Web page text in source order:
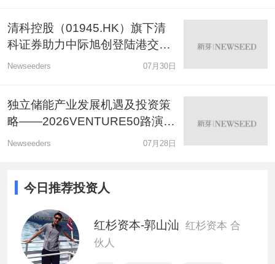
宸境科技完成新一轮数千万美金战略融资
商用洗碗机租赁平台「小格智能」完成A轮融
圆桌研讨：光的方向-光子科技的今天与未来
清科控股（01945.HK）旗下清
科证券助力中际旭创登陆港交
所，担任联席账簿管理人及联席
Newseeders 07月30日
独立储能产业发展机遇及投资策
略——2026VENTURE50路演日
新能源专场
Newseeders 07月28日
今日推荐投资人
红杉资本-郭山汕 红杉资本 合
伙人